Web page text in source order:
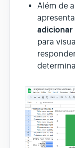
Além de
adicionar
para